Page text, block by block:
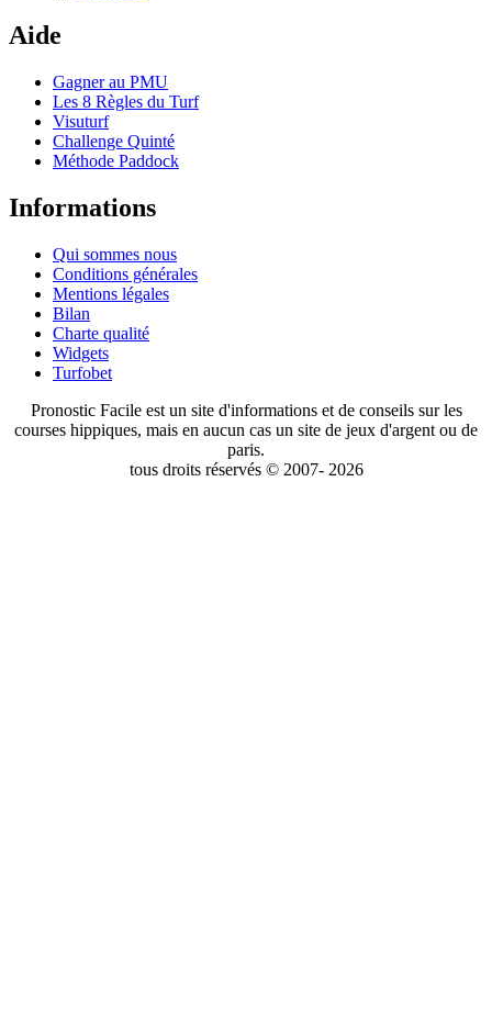
Aide
Gagner au PMU
Les 8 Règles du Turf
Visuturf
Challenge Quinté
Méthode Paddock
Informations
Qui sommes nous
Conditions générales
Mentions légales
Bilan
Charte qualité
Widgets
Turfobet
Pronostic Facile est un site d'informations et de conseils sur les
courses hippiques, mais en aucun cas un site de jeux d'argent ou de
paris.
tous droits réservés © 2007- 2026